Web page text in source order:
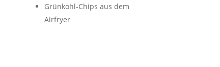
Grünkohl-Chips aus dem
Airfryer